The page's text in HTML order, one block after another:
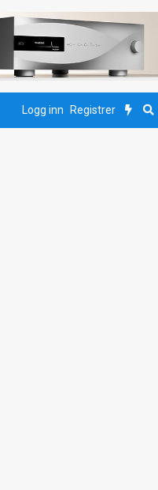
Logg inn Registrer